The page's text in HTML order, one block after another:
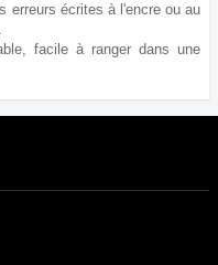
erreurs écrites à l'encre ou au
facile à ranger dans une